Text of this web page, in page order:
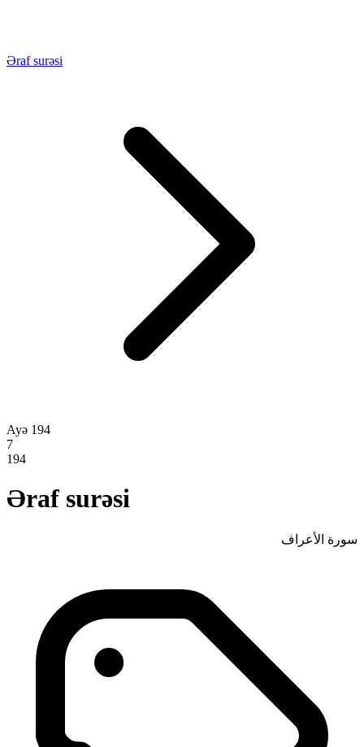
Əraf surəsi
Ayə 194
7
194
Əraf surəsi
سورة الأعراف